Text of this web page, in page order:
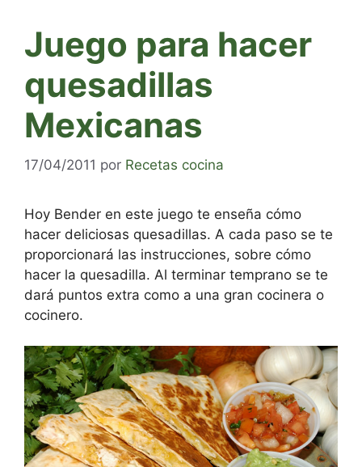
Juego para hacer
quesadillas
Mexicanas
17/04/2011 por Recetas cocina
Hoy Bender en este juego te enseña cómo
hacer deliciosas quesadillas. A cada paso se te
proporcionará las instrucciones, sobre cómo
hacer la quesadilla. Al terminar temprano se te
dará puntos extra como a una gran cocinera o
cocinero.